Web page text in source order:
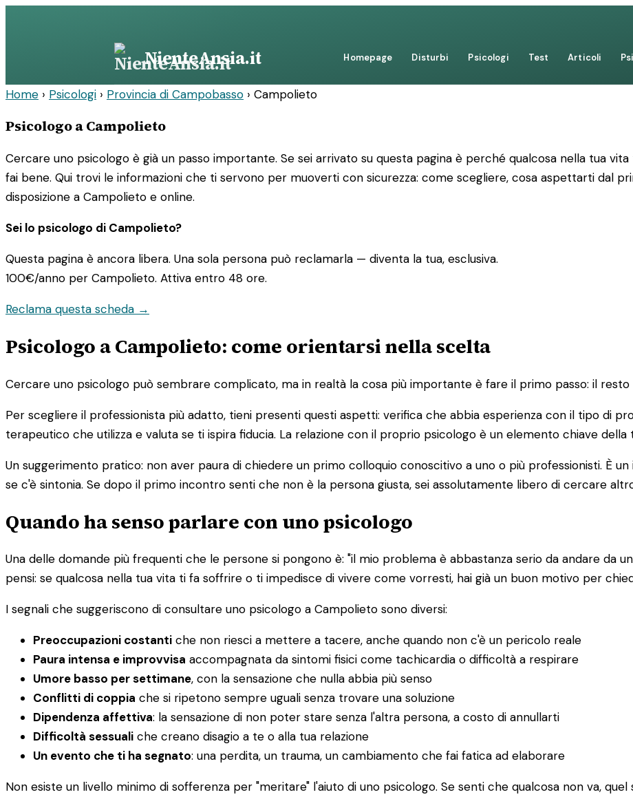
NienteAnsia.it Homepage Disturbi Psicologi Test Articoli
Home › Psicologi › Provincia di Campobasso › Campolieto
Psicologo a Campolieto
Cercare uno psicologo è già un passo importante. Se sei arrivato su questa pagina è perché qualcosa nella tua
fai bene. Qui trovi le informazioni che ti servono per muoverti con sicurezza: come scegliere, cosa aspettarti dal
disposizione a Campolieto e online.
Sei lo psicologo di Campolieto?
Questa pagina è ancora libera. Una sola persona può reclamarla — diventa la tua, esclusiva.
100€/anno per Campolieto. Attiva entro 48 ore.
Reclama questa scheda →
Psicologo a Campolieto: come orientarsi nella scelta
Cercare uno psicologo può sembrare complicato, ma in realtà la cosa più importante è fare il primo passo: il resto
Per scegliere il professionista più adatto, tieni presenti questi aspetti: verifica che abbia esperienza con il tipo di
terapeutico che utilizza e valuta se ti ispira fiducia. La relazione con il proprio psicologo è un elemento chiave
Un suggerimento pratico: non aver paura di chiedere un primo colloquio conoscitivo a uno o più professionisti. È
se c'è sintonia. Se dopo il primo incontro senti che non è la persona giusta, sei assolutamente libero di cercare
Quando ha senso parlare con uno psicologo
Una delle domande più frequenti che le persone si pongono è: "il mio problema è abbastanza serio da andare da
pensi: se qualcosa nella tua vita ti fa soffrire o ti impedisce di vivere come vorresti, hai già un buon motivo per
I segnali che suggeriscono di consultare uno psicologo a Campolieto sono diversi:
Preoccupazioni costanti che non riesci a mettere a tacere, anche quando non c'è un pericolo reale
Paura intensa e improvvisa accompagnata da sintomi fisici come tachicardia o difficoltà a respirare
Umore basso per settimane, con la sensazione che nulla abbia più senso
Conflitti di coppia che si ripetono sempre uguali senza trovare una soluzione
Dipendenza affettiva: la sensazione di non poter stare senza l'altra persona, a costo di annullarti
Difficoltà sessuali che creano disagio a te o alla tua relazione
Un evento che ti ha segnato: una perdita, un trauma, un cambiamento che fai fatica ad elaborare
Non esiste un livello minimo di sofferenza per "meritare" l'aiuto di uno psicologo. Se senti che qualcosa non va,